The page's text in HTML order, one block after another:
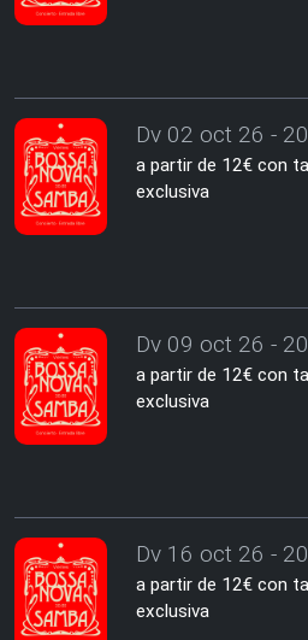
Dv 02 oct 26 -
a partir de 12€ con
exclusiva
Dv 09 oct 26 -
a partir de 12€ con
exclusiva
Dv 16 oct 26 -
a partir de 12€ con
exclusiva